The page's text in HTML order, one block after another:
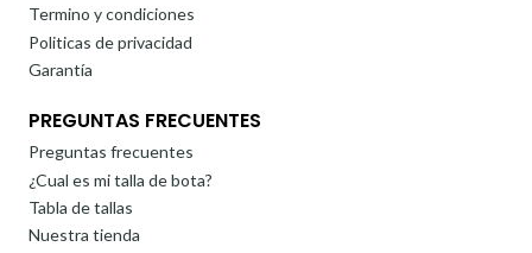
Termino y condiciones
Politicas de privacidad
Garantía
PREGUNTAS FRECUENTES
Preguntas frecuentes
¿Cual es mi talla de bota?
Tabla de tallas
Nuestra tienda